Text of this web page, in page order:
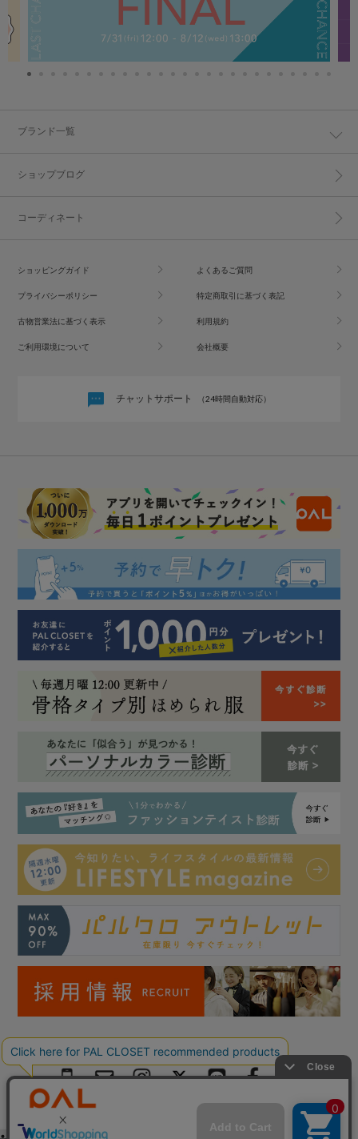
ブランド一覧
ショップブログ
コーディネート
ショッピングガイド よくあるご質問
プライバシーポリシー 特定商取引に基づく表記
古物営業法に基づく表示 利用規約
ご利用環境について 会社概要
チャットサポート （24時間自動対応）